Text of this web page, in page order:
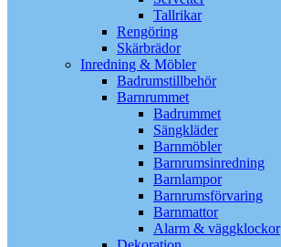
Tallrikar
Rengöring
Skärbrädor
Inredning & Möbler
Badrumstillbehör
Barnrummet
Badrummet
Sängkläder
Barnmöbler
Barnrumsinredning
Barnlampor
Barnrumsförvaring
Barnmattor
Alarm & väggklockor